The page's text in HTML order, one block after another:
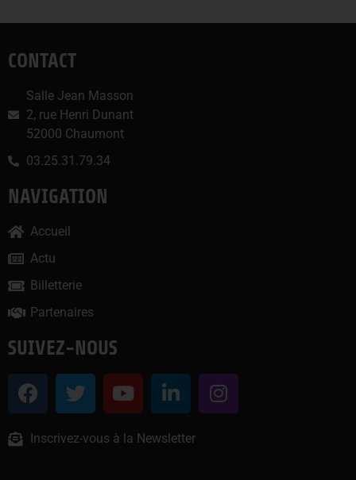
CONTACT
Salle Jean Masson
2, rue Henri Dunant
52000 Chaumont
03.25.31.79.34
NAVIGATION
Accueil
Actu
Billetterie
Partenaires
SUIVEZ-NOUS
Inscrivez-vous à la Newsletter